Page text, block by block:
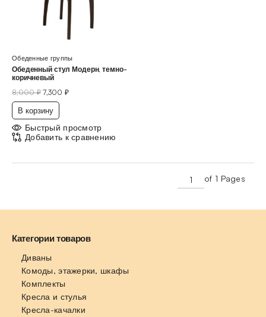
Обеденные группы
Обеденный стул Модерн, темно-
коричневый
8,000₽ 7,300 ₽
В корзину
Быстрый просмотр
Добавить к сравнению
of 1 Pages
Категории товаров
Диваны
Комоды, этажерки, шкафы
Комплекты
Кресла и стулья
Кресла-качалки